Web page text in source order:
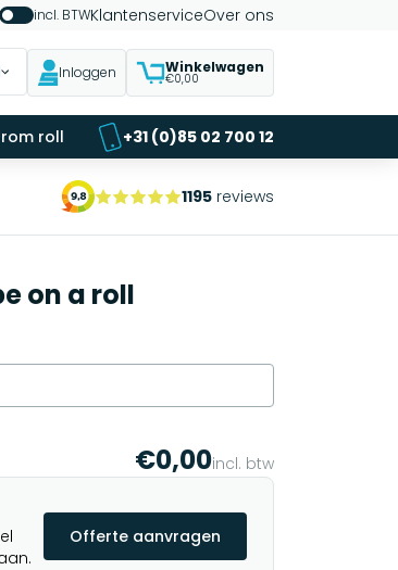
incl. BTWKlantenserviceOver ons
Inloggen Winkelwagen
€0,00
roll +31 (0)85 02 700 12
1195 reviews
on a roll
€0,00incl. btw
Offerte aanvragen